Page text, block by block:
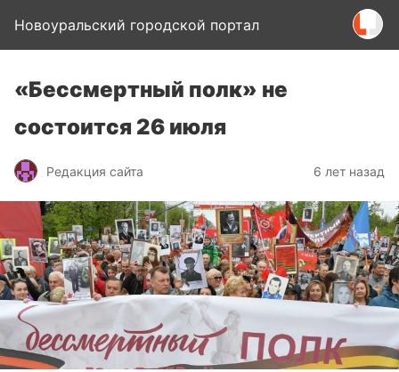
Новоуральский городской портал
«Бессмертный полк» не
состоится 26 июля
Редакция сайта 6 лет назад